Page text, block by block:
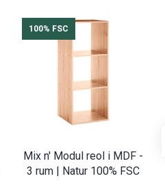
100% FSC
Mix n' Modul reol i MDF -
3 rum | Natur 100% FSC